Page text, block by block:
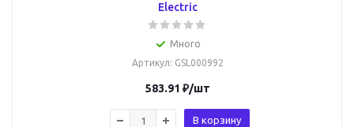
Electric
Много
Артикул: GSL000992
583.91 ₽/шт
В корзину